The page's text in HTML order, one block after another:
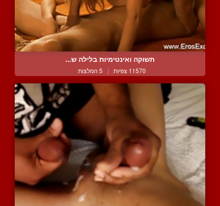
תשוקה ואינטימיות בלילה ש...
11570 צפיות | 5 המלצות